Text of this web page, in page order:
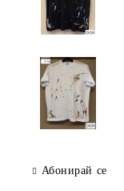
Абонирай се